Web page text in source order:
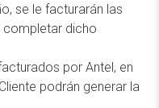
se le facturarán las
completar dicho
por Antel, en
podrán generar la